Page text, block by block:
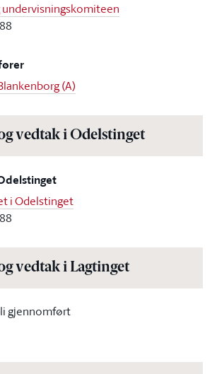
undervisningskomiteen
(A)
vedtak i Odelstinget
i Odelstinget
vedtak i Lagtinget
gjennomført